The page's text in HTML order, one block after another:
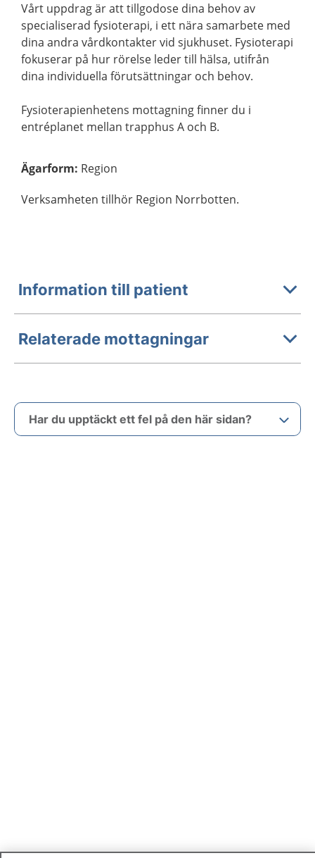
Vårt uppdrag är att tillgodose dina behov av
specialiserad fysioterapi, i ett nära samarbete med
dina andra vårdkontakter vid sjukhuset. Fysioterapi
fokuserar på hur rörelse leder till hälsa, utifrån
dina individuella förutsättningar och behov.
Fysioterapienhetens mottagning finner du i
entréplanet mellan trapphus A och B.
Ägarform: Region
Verksamheten tillhör Region Norrbotten.
Information till patient
Relaterade mottagningar
Har du upptäckt ett fel på den här sidan?